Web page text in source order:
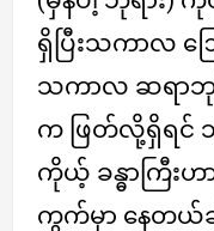
ရှိပြီးသကာလ
သကာလ ဆရာဘုန်
က ဖြတ်လို့ရှိရင်
ကိုယ့် ခန္ဓာကြီး
ကွက်မှာ နေတယ်